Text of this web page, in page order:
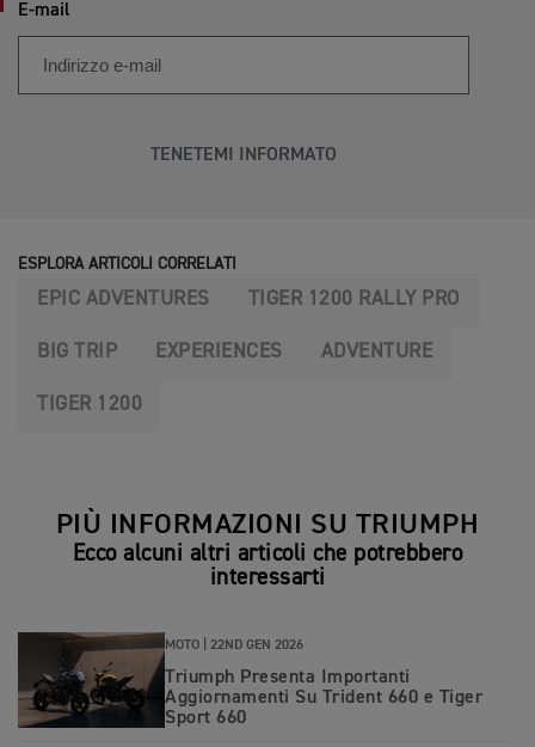
E-mail
TENETEMI INFORMATO
ESPLORA ARTICOLI CORRELATI
EPIC ADVENTURES TIGER 1200 RALLY PRO
BIG TRIP EXPERIENCES ADVENTURE
TIGER 1200
PIÙ INFORMAZIONI SU TRIUMPH
Ecco alcuni altri articoli che potrebbero
interessarti
MOTO | 22ND GEN 2026
Triumph Presenta Importanti
Aggiornamenti Su Trident 660 e Tiger
Sport 660